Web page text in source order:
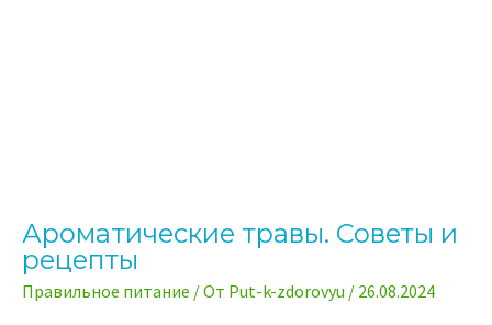
Ароматические травы. Советы и
рецепты
Правильное питание / От Put-k-zdorovyu / 26.08.2024